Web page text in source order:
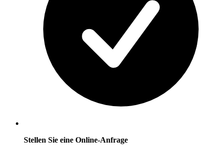
Stellen Sie eine Online-Anfrage